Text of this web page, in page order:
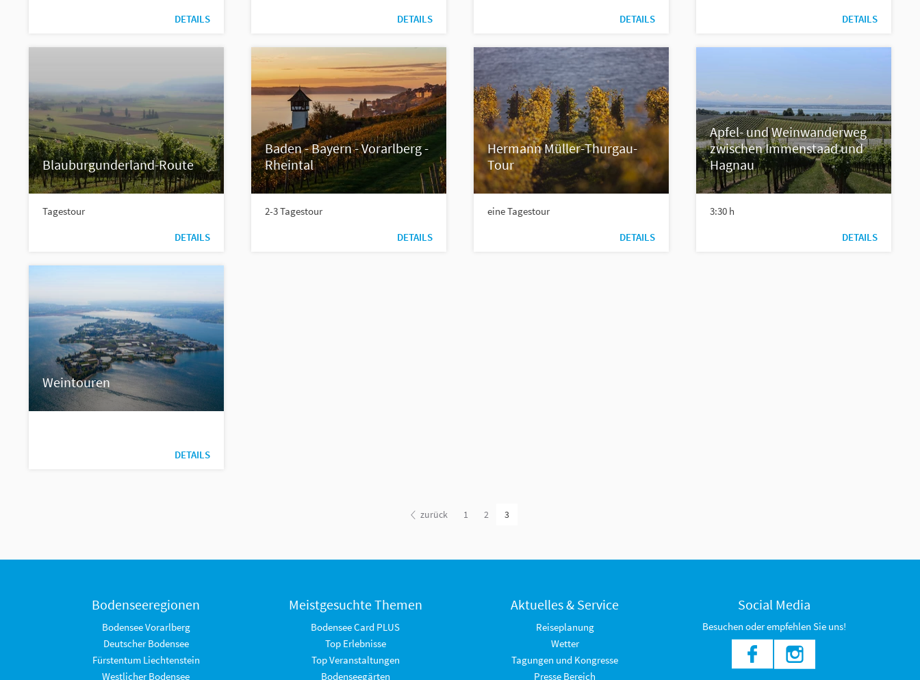
DETAILS
DETAILS
DETAILS
DETAILS
Blauburgunderland-Route
Tagestour
DETAILS
Baden - Bayern - Vorarlberg -
Rheintal
2-3 Tagestour
DETAILS
Hermann Müller-Thurgau-
Tour
eine Tagestour
DETAILS
Apfel- und Weinwanderweg
zwischen Immenstaad und
Hagnau
3:30 h
DETAILS
Weintouren
DETAILS
zurück 1 2 3
Bodenseeregionen
Bodensee Vorarlberg
Deutscher Bodensee
Fürstentum Liechtenstein
Westlicher Bodensee
Meistgesuchte Themen
Bodensee Card PLUS
Top Erlebnisse
Top Veranstaltungen
Bodenseegärten
Aktuelles & Service
Reiseplanung
Wetter
Tagungen und Kongresse
Presse Bereich
Social Media
Besuchen oder empfehlen Sie uns!